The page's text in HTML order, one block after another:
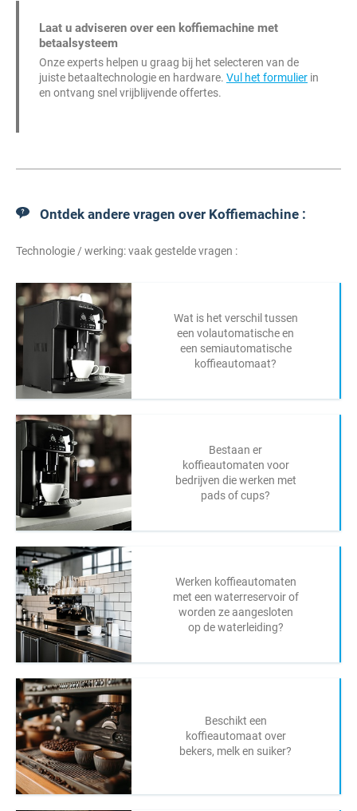
Laat u adviseren over een koffiemachine met
betaalsysteem
Onze experts helpen u graag bij het selecteren van de
juiste betaaltechnologie en hardware. Vul het formulier in
en ontvang snel vrijblijvende offertes.
Ontdek andere vragen over Koffiemachine :
Technologie / werking: vaak gestelde vragen :
Wat is het verschil tussen
een volautomatische en
een semiautomatische
koffieautomaat?
Bestaan er
koffieautomaten voor
bedrijven die werken met
pads of cups?
Werken koffieautomaten
met een waterreservoir of
worden ze aangesloten
op de waterleiding?
Beschikt een
koffieautomaat over
bekers, melk en suiker?